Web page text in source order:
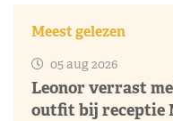
Meest gelezen
05 aug 2026
Leonor verrast
outfit bij receptie